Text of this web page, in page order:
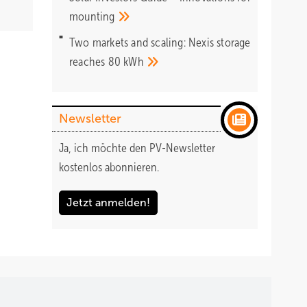
mounting
Two markets and scaling: Nexis storage
reaches 80 kWh
Newsletter
Ja, ich möchte den PV-Newsletter
kostenlos abonnieren.
Jetzt anmelden!